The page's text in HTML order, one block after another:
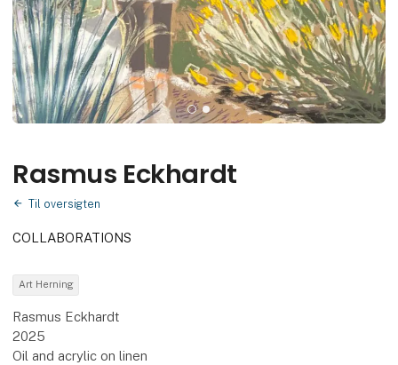
Rasmus Eckhardt
Til oversigten
COLLABORATIONS
Art Herning
Rasmus Eckhardt
2025
Oil and acrylic on linen